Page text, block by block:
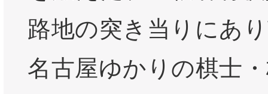
路地の突き当りにあ
名古屋ゆかりの棋士